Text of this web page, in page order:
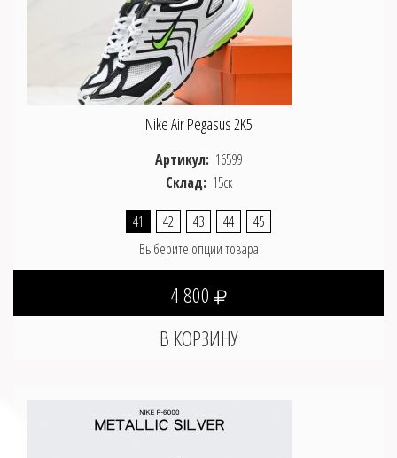
Nike Air Pegasus 2K5
Артикул: 16599
Склад: 15ск
41 42 43 44
45
Выберите опции товара
4 800